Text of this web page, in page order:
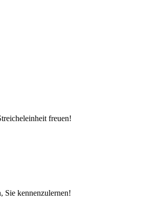
freuen!
Sie kennenzulernen!